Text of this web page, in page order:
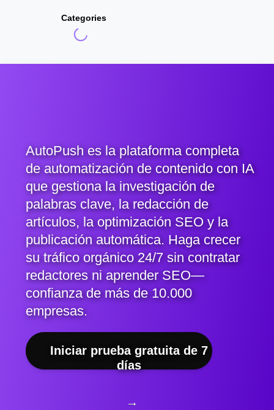
Categories
AutoPush es la plataforma completa
de automatización de contenido con IA
que gestiona la investigación de
palabras clave, la redacción de
artículos, la optimización SEO y la
publicación automática. Haga crecer
su tráfico orgánico 24/7 sin contratar
redactores ni aprender SEO—
confianza de más de 10.000
empresas.
Iniciar prueba gratuita de 7
días
→